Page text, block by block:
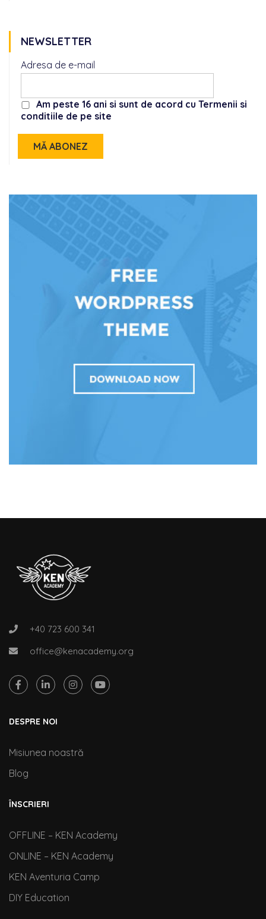
NEWSLETTER
Adresa de e-mail
Am peste 16 ani si sunt de acord cu Termenii si
conditiile de pe site
+40 723 600 341
office@kenacademy.org
DESPRE NOI
Misiunea noastră
Blog
ÎNSCRIERI
OFFLINE – KEN Academy
ONLINE – KEN Academy
KEN Aventuria Camp
DIY Education